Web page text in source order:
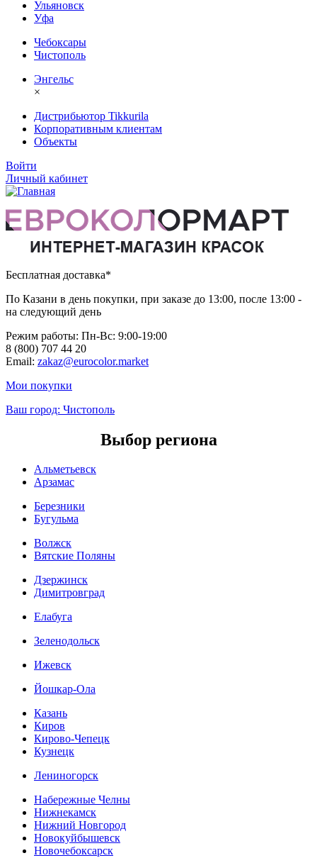
Ульяновск
Уфа
Чебоксары
Чистополь
Энгельс
×
Дистрибьютор Tikkurila
Корпоративным клиентам
Объекты
Войти
Личный кабинет
Бесплатная доставка*
По Казани в день покупки, при заказе до 13:00, после 13:00 -
на следующий день
Режим работы: Пн-Вc: 9:00-19:00
8 (800) 707 44 20
Email: zakaz@eurocolor.market
Мои покупки
Ваш город: Чистополь
Выбор региона
Альметьевск
Арзамас
Березники
Бугульма
Волжск
Вятские Поляны
Дзержинск
Димитровград
Елабуга
Зеленодольск
Ижевск
Йошкар-Ола
Казань
Киров
Кирово-Чепецк
Кузнецк
Лениногорск
Набережные Челны
Нижнекамск
Нижний Новгород
Новокуйбышевск
Новочебоксарск